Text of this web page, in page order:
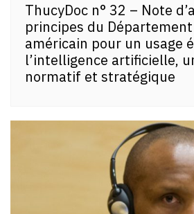
ThucyDoc n° 32 – Note
principes du
américain pour un usage
l’intelligence artificielle,
normatif et stratégique